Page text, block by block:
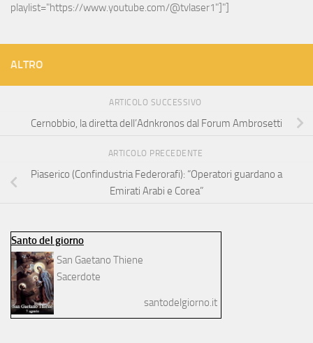
playlist="https://www.youtube.com/@tvlaser1"]"]
ALTRO
ARTICOLO SUCCESSIVO
Cernobbio, la diretta dell’Adnkronos dal Forum Ambrosetti
ARTICOLO PRECEDENTE
Piaserico (Confindustria Federorafi): “Operatori guardano a
Emirati Arabi e Corea”
Santo del giorno
San Gaetano Thiene
Sacerdote
santodelgiorno.it